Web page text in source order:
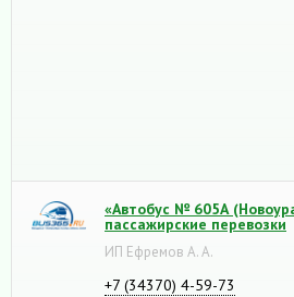
«Автобус № 605А
пассажирские перевозки
ИП Ефремов А. А.
+7 (34370) 4-59-73